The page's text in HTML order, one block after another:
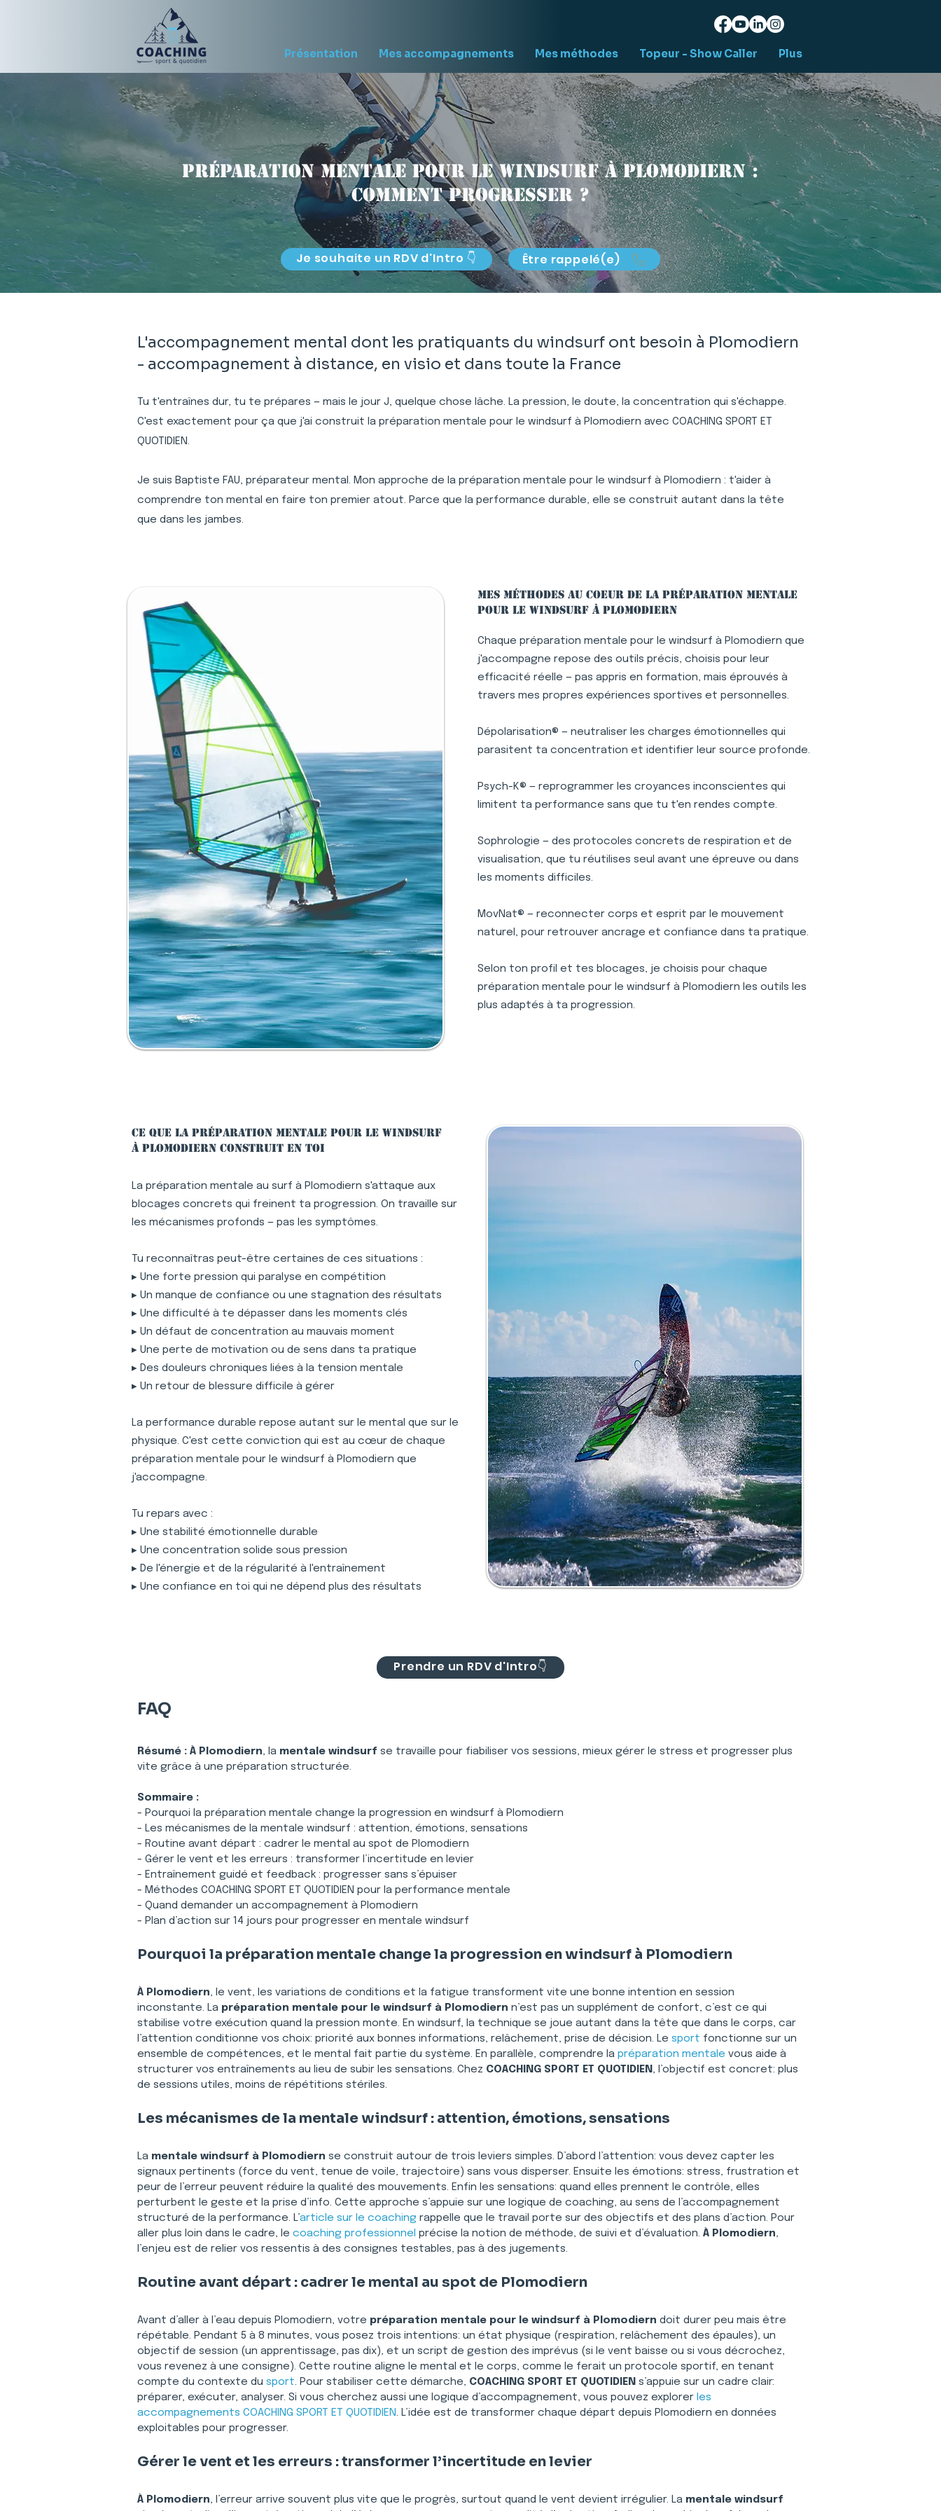
Présentation Mes accompagnements Mes méthodes Topeur - Show Caller Plus
Préparation mentale pour le windsurf à Plomodiern :
comment progresser ?
Je souhaite un RDV d'Intro 👇 Être rappelé(e)
L'accompagnement mental dont les pratiquants du windsurf ont besoin à Plomodiern
- accompagnement à distance, en visio et dans toute la France
Tu t'entraînes dur, tu te prépares — mais le jour J, quelque chose lâche. La pression, le doute, la concentration qui s'échappe.
C'est exactement pour ça que j'ai construit la préparation mentale pour le windsurf à Plomodiern avec COACHING SPORT ET
QUOTIDIEN.
Je suis Baptiste FAU, préparateur mental. Mon approche de la préparation mentale pour le windsurf à Plomodiern : t'aider à
comprendre ton mental en faire ton premier atout. Parce que la performance durable, elle se construit autant dans la tête
que dans les jambes.
Mes méthodes au coeur de la préparation mentale
pour le windsurf à Plomodiern
Chaque préparation mentale pour le windsurf à Plomodiern que
j'accompagne repose des outils précis, choisis pour leur
efficacité réelle — pas appris en formation, mais éprouvés à
travers mes propres expériences sportives et personnelles.
Dépolarisation® — neutraliser les charges émotionnelles qui
parasitent ta concentration et identifier leur source profonde.
Psych-K® — reprogrammer les croyances inconscientes qui
limitent ta performance sans que tu t'en rendes compte.
Sophrologie — des protocoles concrets de respiration et de
visualisation, que tu réutilises seul avant une épreuve ou dans
les moments difficiles.
MovNat® — reconnecter corps et esprit par le mouvement
naturel, pour retrouver ancrage et confiance dans ta pratique.
Selon ton profil et tes blocages, je choisis pour chaque
préparation mentale pour le windsurf à Plomodiern les outils les
plus adaptés à ta progression.
Ce que la préparation mentale pour le windsurf
à Plomodiern construit en toi
La préparation mentale au surf à Plomodiern s'attaque aux
blocages concrets qui freinent ta progression. On travaille sur
les mécanismes profonds — pas les symptômes.
Tu reconnaîtras peut-être certaines de ces situations :
▸ Une forte pression qui paralyse en compétition
▸ Un manque de confiance ou une stagnation des résultats
▸ Une difficulté à te dépasser dans les moments clés
▸ Un défaut de concentration au mauvais moment
▸ Une perte de motivation ou de sens dans ta pratique
▸ Des douleurs chroniques liées à la tension mentale
▸ Un retour de blessure difficile à gérer
La performance durable repose autant sur le mental que sur le
physique. C'est cette conviction qui est au cœur de chaque
préparation mentale pour le windsurf à Plomodiern que
j'accompagne.
Tu repars avec :
▸ Une stabilité émotionnelle durable
▸ Une concentration solide sous pression
▸ De l'énergie et de la régularité à l'entraînement
▸ Une confiance en toi qui ne dépend plus des résultats
Prendre un RDV d'Intro👇
FAQ
Résumé : À Plomodiern, la mentale windsurf se travaille pour fiabiliser vos sessions, mieux gérer le stress et progresser plus
vite grâce à une préparation structurée.
Sommaire :
- Pourquoi la préparation mentale change la progression en windsurf à Plomodiern
- Les mécanismes de la mentale windsurf : attention, émotions, sensations
- Routine avant départ : cadrer le mental au spot de Plomodiern
- Gérer le vent et les erreurs : transformer l’incertitude en levier
- Entraînement guidé et feedback : progresser sans s’épuiser
- Méthodes COACHING SPORT ET QUOTIDIEN pour la performance mentale
- Quand demander un accompagnement à Plomodiern
- Plan d’action sur 14 jours pour progresser en mentale windsurf
Pourquoi la préparation mentale change la progression en windsurf à Plomodiern
À Plomodiern, le vent, les variations de conditions et la fatigue transforment vite une bonne intention en session
inconstante. La préparation mentale pour le windsurf à Plomodiern n’est pas un supplément de confort, c’est ce qui
stabilise votre exécution quand la pression monte. En windsurf, la technique se joue autant dans la tête que dans le corps, car
l’attention conditionne vos choix: priorité aux bonnes informations, relâchement, prise de décision. Le sport fonctionne sur un
ensemble de compétences, et le mental fait partie du système. En parallèle, comprendre la préparation mentale vous aide à
structurer vos entraînements au lieu de subir les sensations. Chez COACHING SPORT ET QUOTIDIEN , l’objectif est concret: plus
de sessions utiles, moins de répétitions stériles.
Les mécanismes de la mentale windsurf : attention, émotions, sensations
La mentale windsurf à Plomodiern se construit autour de trois leviers simples. D’abord l’attention: vous devez capter les
signaux pertinents (force du vent, tenue de voile, trajectoire) sans vous disperser. Ensuite les émotions: stress, frustration et
peur de l’erreur peuvent réduire la qualité des mouvements. Enfin les sensations: quand elles prennent le contrôle, elles
perturbent le geste et la prise d’info. Cette approche s’appuie sur une logique de coaching, au sens de l’accompagnement
structuré de la performance. L’article sur le coaching rappelle que le travail porte sur des objectifs et des plans d’action. Pour
aller plus loin dans le cadre, le coaching professionnel précise la notion de méthode, de suivi et d’évaluation. À Plomodiern,
l’enjeu est de relier vos ressentis à des consignes testables, pas à des jugements.
Routine avant départ : cadrer le mental au spot de Plomodiern
Avant d’aller à l’eau depuis Plomodiern, votre préparation mentale pour le windsurf à Plomodiern doit durer peu mais être
répétable. Pendant 5 à 8 minutes, vous posez trois intentions: un état physique (respiration, relâchement des épaules), un
objectif de session (un apprentissage, pas dix), et un script de gestion des imprévus (si le vent baisse ou si vous décrochez,
vous revenez à une consigne). Cette routine aligne le mental et le corps, comme le ferait un protocole sportif, en tenant
compte du contexte du sport. Pour stabiliser cette démarche, COACHING SPORT ET QUOTIDIEN s’appuie sur un cadre clair:
préparer, exécuter, analyser. Si vous cherchez aussi une logique d’accompagnement, vous pouvez explorer les
accompagnements COACHING SPORT ET QUOTIDIEN. L’idée est de transformer chaque départ depuis Plomodiern en données
exploitables pour progresser.
Gérer le vent et les erreurs : transformer l’incertitude en levier
À Plomodiern, l’erreur arrive souvent plus vite que le progrès, surtout quand le vent devient irrégulier. La mentale windsurf